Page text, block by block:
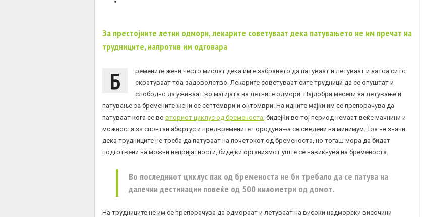
За престојните летни одмори, лекарите советуваат дека патувањето не им пречат на
трудниците, напротив им одговара
Б
ремените жени често мислат дека им е забрането да патуваат и летуваат и затоа си го
скратуваат тоа задоволство. Лекарите советуваат сите трудници да се опуштат и
слободно да уживаат во магијата на летните одмори. Најдобри месеци за летување и
патување за бремените жени се септември и октомври. На идните мајки им се препорачува да
патуваат кога се во вториот циклус од бременоста , бидејќи во тој период немаат веќе мачнини и
можноста за спонтан абортус и предвремените породувања се сведени на минимум. Тоа не значи
дека трудниците не треба да патуваат на почетокот од бременоста, но тогаш мора да бидат
подготвени на можни непријатности, бидејќи организмот уште се навикнува на бременоста.
Во последниот циклус пак од бременоста не би требало да се патува на
далечни дестинации повеќе од 500 километри од домот.
На трудниците не им се препорачува да одмораат и летуваат на високи надморски височини